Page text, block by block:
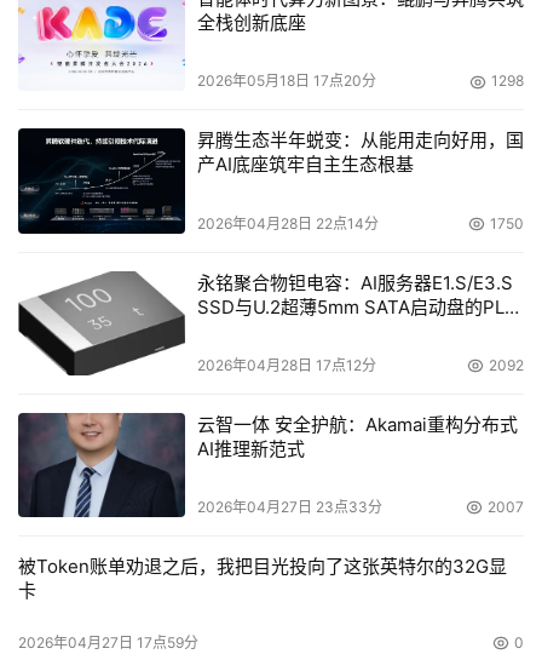
全栈创新底座
2026年05月18日 17点20分 1298
昇腾生态半年蜕变：从能用走向好用，国
产AI底座筑牢自主生态根基
2026年04月28日 22点14分 1750
永铭聚合物钽电容：AI服务器E1.S/E3.S
SSD与U.2超薄5mm SATA启动盘的PLP
2026年04月28日 17点12分 2092
云智一体 安全护航：Akamai重构分布式
AI推理新范式
2026年04月27日 23点33分 2007
被Token账单劝退之后，我把目光投向了这张英特尔的32G显
卡
2026年04月27日 17点59分 0